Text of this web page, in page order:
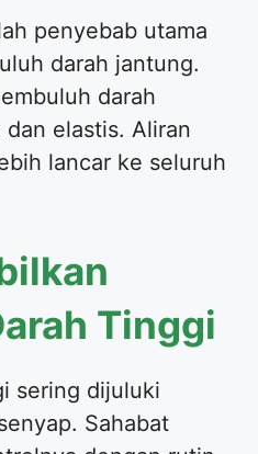
penyebab utama
darah jantung.
darah
elastis. Aliran
lancar ke seluruh
Tinggi
sering dijuluki
Sahabat